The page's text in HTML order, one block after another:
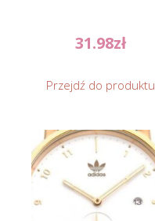
31.98zł
Przejdź do produktu